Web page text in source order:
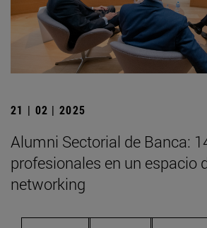
21 | 02 | 2025
Alumni Sectorial de Banca:
profesionales en un espacio
networking